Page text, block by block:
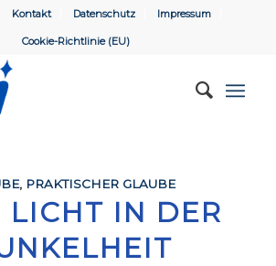
Kontakt Datenschutz Impressum
Cookie-Richtlinie (EU)
, PRAKTISCHER GLAUBE
LICHT IN DER